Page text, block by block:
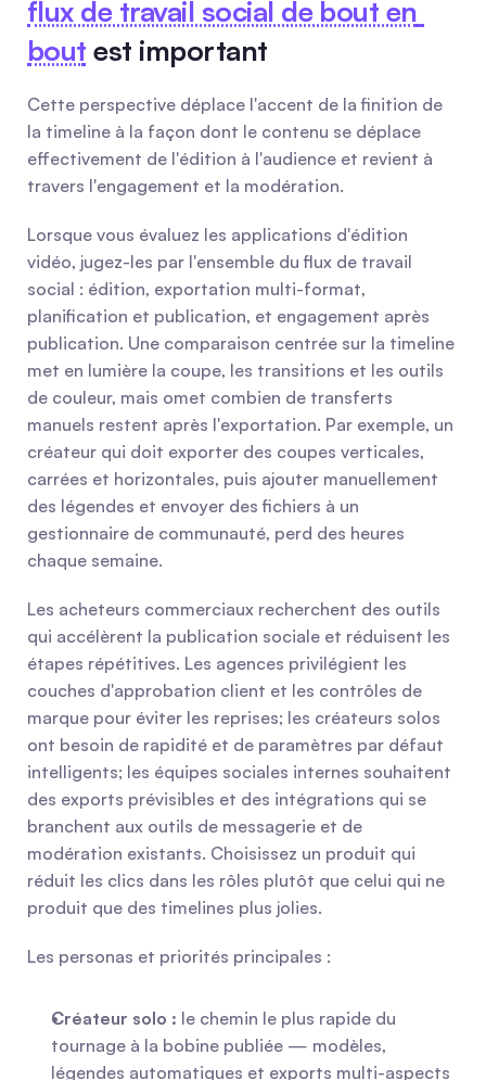
flux de travail social de bout en
bout est important
Cette perspective déplace l'accent de la finition de
la timeline à la façon dont le contenu se déplace
effectivement de l'édition à l'audience et revient à
travers l'engagement et la modération.
Lorsque vous évaluez les applications d'édition
vidéo, jugez-les par l'ensemble du flux de travail
social : édition, exportation multi-format,
planification et publication, et engagement après
publication. Une comparaison centrée sur la timeline
met en lumière la coupe, les transitions et les outils
de couleur, mais omet combien de transferts
manuels restent après l'exportation. Par exemple, un
créateur qui doit exporter des coupes verticales,
carrées et horizontales, puis ajouter manuellement
des légendes et envoyer des fichiers à un
gestionnaire de communauté, perd des heures
chaque semaine.
Les acheteurs commerciaux recherchent des outils
qui accélèrent la publication sociale et réduisent les
étapes répétitives. Les agences privilégient les
couches d'approbation client et les contrôles de
marque pour éviter les reprises; les créateurs solos
ont besoin de rapidité et de paramètres par défaut
intelligents; les équipes sociales internes souhaitent
des exports prévisibles et des intégrations qui se
branchent aux outils de messagerie et de
modération existants. Choisissez un produit qui
réduit les clics dans les rôles plutôt que celui qui ne
produit que des timelines plus jolies.
Les personas et priorités principales :
Créateur solo : le chemin le plus rapide du
tournage à la bobine publiée — modèles,
légendes automatiques et exports multi-aspects